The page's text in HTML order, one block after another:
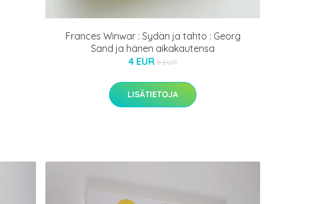
Frances Winwar : Sydän ja tahto : Georg
Sand ja hänen aikakautensa
4 EUR 8 EUR
LISÄTIETOJA